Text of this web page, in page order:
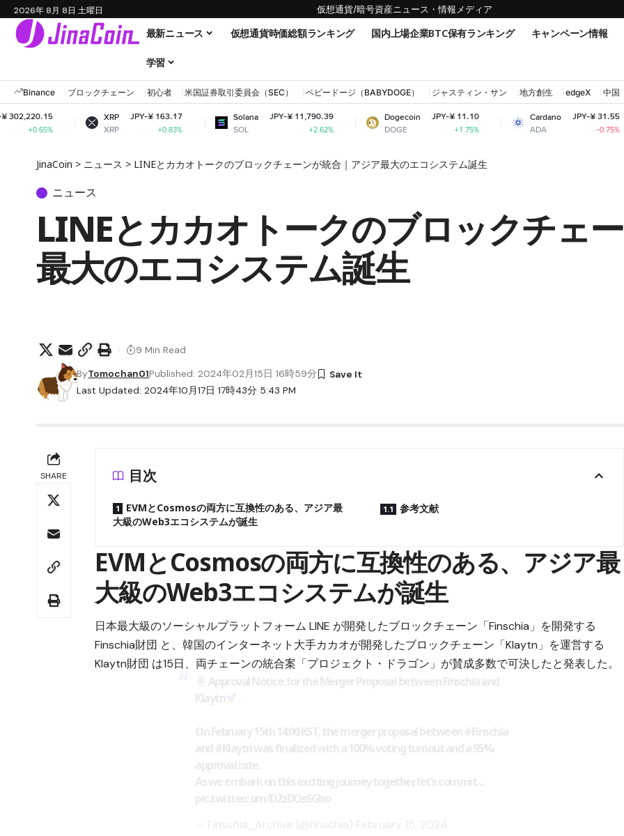
2026年 8月 8日 土曜日 仮想通貨/暗号資産ニュース・情報メディア
最新ニュース 仮想通貨時価総額ランキング 国内上場企業BTC保有ランキング キャンペーン情報
学習
Binance ブロックチェーン 初心者 米国証券取引委員会（SEC） ベビードージ（BABYDOGE） ジャスティン・サン 地方創生 edgeX 中国
XRP
XRP
JPY-¥ 163.17
+0.83%
Solana
SOL
JPY-¥ 11,790.39
+2.62%
Dogecoin
DOGE
JPY-¥ 11.10
+1.75%
Cardano
ADA
JPY-¥ 31.55
-0.75%
JinaCoin > ニュース > LINEとカカオトークのブロックチェーンが統合｜アジア最大のエコシステム誕生
ニュース
LINEとカカオトークのブロックチェ
最大のエコシステム誕生
Last Updated: 2024年10月17日 17時43分 5:43 PM
ByTomochan01Published: 2024年02月15日 16時59分
9 Min Read
SHARE 目次
EVMとCosmosの両方に互換性のある、アジア最
大級のWeb3エコシステムが誕生
参考文献
EVMとCosmosの両方に互換性のある、アジア最
大級のWeb3エコシステムが誕生
日本最大級のソーシャルプラットフォーム LINE が開発したブロックチェーン「Finschia」を開発する
Finschia財団 と、韓国のインターネット大手カカオが開発したブロックチェーン「Klaytn」を運営する
Klaytn財団 は15日、両チェーンの統合案「プロジェクト・ドラゴン」が賛成多数で可決したと発表した。